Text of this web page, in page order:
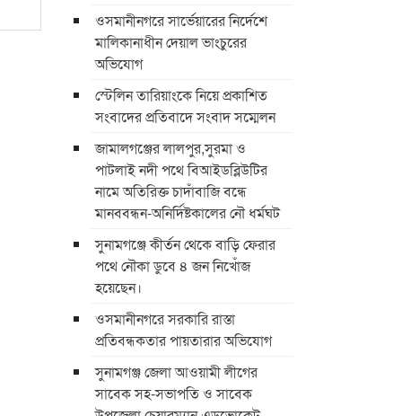
ওসমানীনগরে সার্ভেয়ারের নির্দেশে
মালিকানাধীন দেয়াল ভাংচুরের
অভিযোগ
স্টেলিন তারিয়াংকে নিয়ে প্রকাশিত
সংবাদের প্রতিবাদে সংবাদ সম্মেলন
জামালগঞ্জের লালপুর,সুরমা ও
পাটলাই নদী পথে বিআইডব্লিউটির
নামে অতিরিক্ত চাদাঁবাজি বন্ধে
মানববন্ধন-অনির্দিষ্টকালের নৌ ধর্মঘট
সুনামগঞ্জে কীর্তন থেকে বাড়ি ফেরার
পথে নৌকা ডুবে ৪ জন নিখোঁজ
হয়েছেন।
ওসমানীনগরে সরকারি রাস্তা
প্রতিবন্ধকতার পায়তারার অভিযোগ
সুনামগঞ্জ জেলা আওয়ামী লীগের
সাবেক সহ-সভাপতি ও সাবেক